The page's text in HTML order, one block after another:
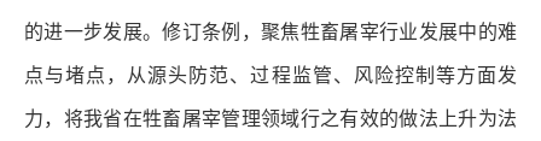
的进一步发展。修订条例，聚焦牲畜屠宰行业发展中的难
点与堵点，从源头防范、过程监管、风险控制等方面发
力，将我省在牲畜屠宰管理领域行之有效的做法上升为法